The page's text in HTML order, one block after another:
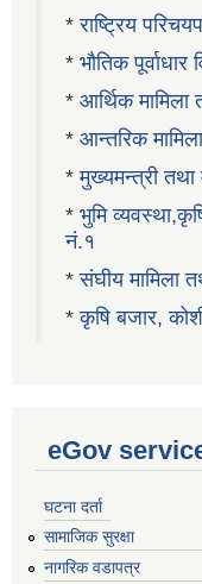
*राष्ट्रिय
* भौतिक
* आर्थिक
* आन्तरिक
*मुख्यमन्त्री तथा
* भुमि
नं.१
*संघीय मामिला
*कृषि बजार,
eGov
घटना दर्ता
सामाजिक सुरक्षा
नागरिक वडापत्र